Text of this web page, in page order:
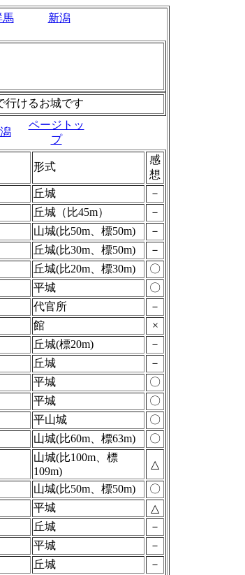
馬 新潟
行けるお城です
ページトッ
プ
形式
感
想
丘城
－
丘城（比45m）
－
山城(比50m、標50m)
－
丘城(比30m、標50m)
－
丘城(比20m、標30m)
〇
平城
〇
代官所
－
館
×
丘城(標20m)
－
丘城
－
平城
〇
平城
〇
平山城
〇
山城(比60m、標63m) 〇
山城(比100m、標
109m)
△
山城(比50m、標50m)
〇
平城
△
丘城
－
平城
－
丘城 －